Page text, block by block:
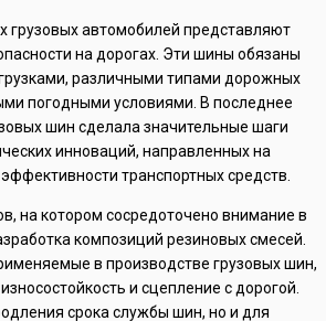
грузовых автомобилей представляют
на дорогах. Эти шины обязаны
различными типами дорожных
погодными условиями. В последнее
шин сделала значительные шаги
инноваций, направленных на
транспортных средств.
на котором сосредоточено внимание в
композиций резиновых смесей.
в производстве грузовых шин,
и сцепление с дорогой.
срока службы шин, но и для